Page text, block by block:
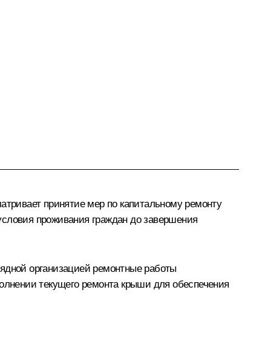
принятие мер по капитальному ремонту
проживания граждан до завершения
организацией ремонтные работы
текущего ремонта крыши для обеспечения